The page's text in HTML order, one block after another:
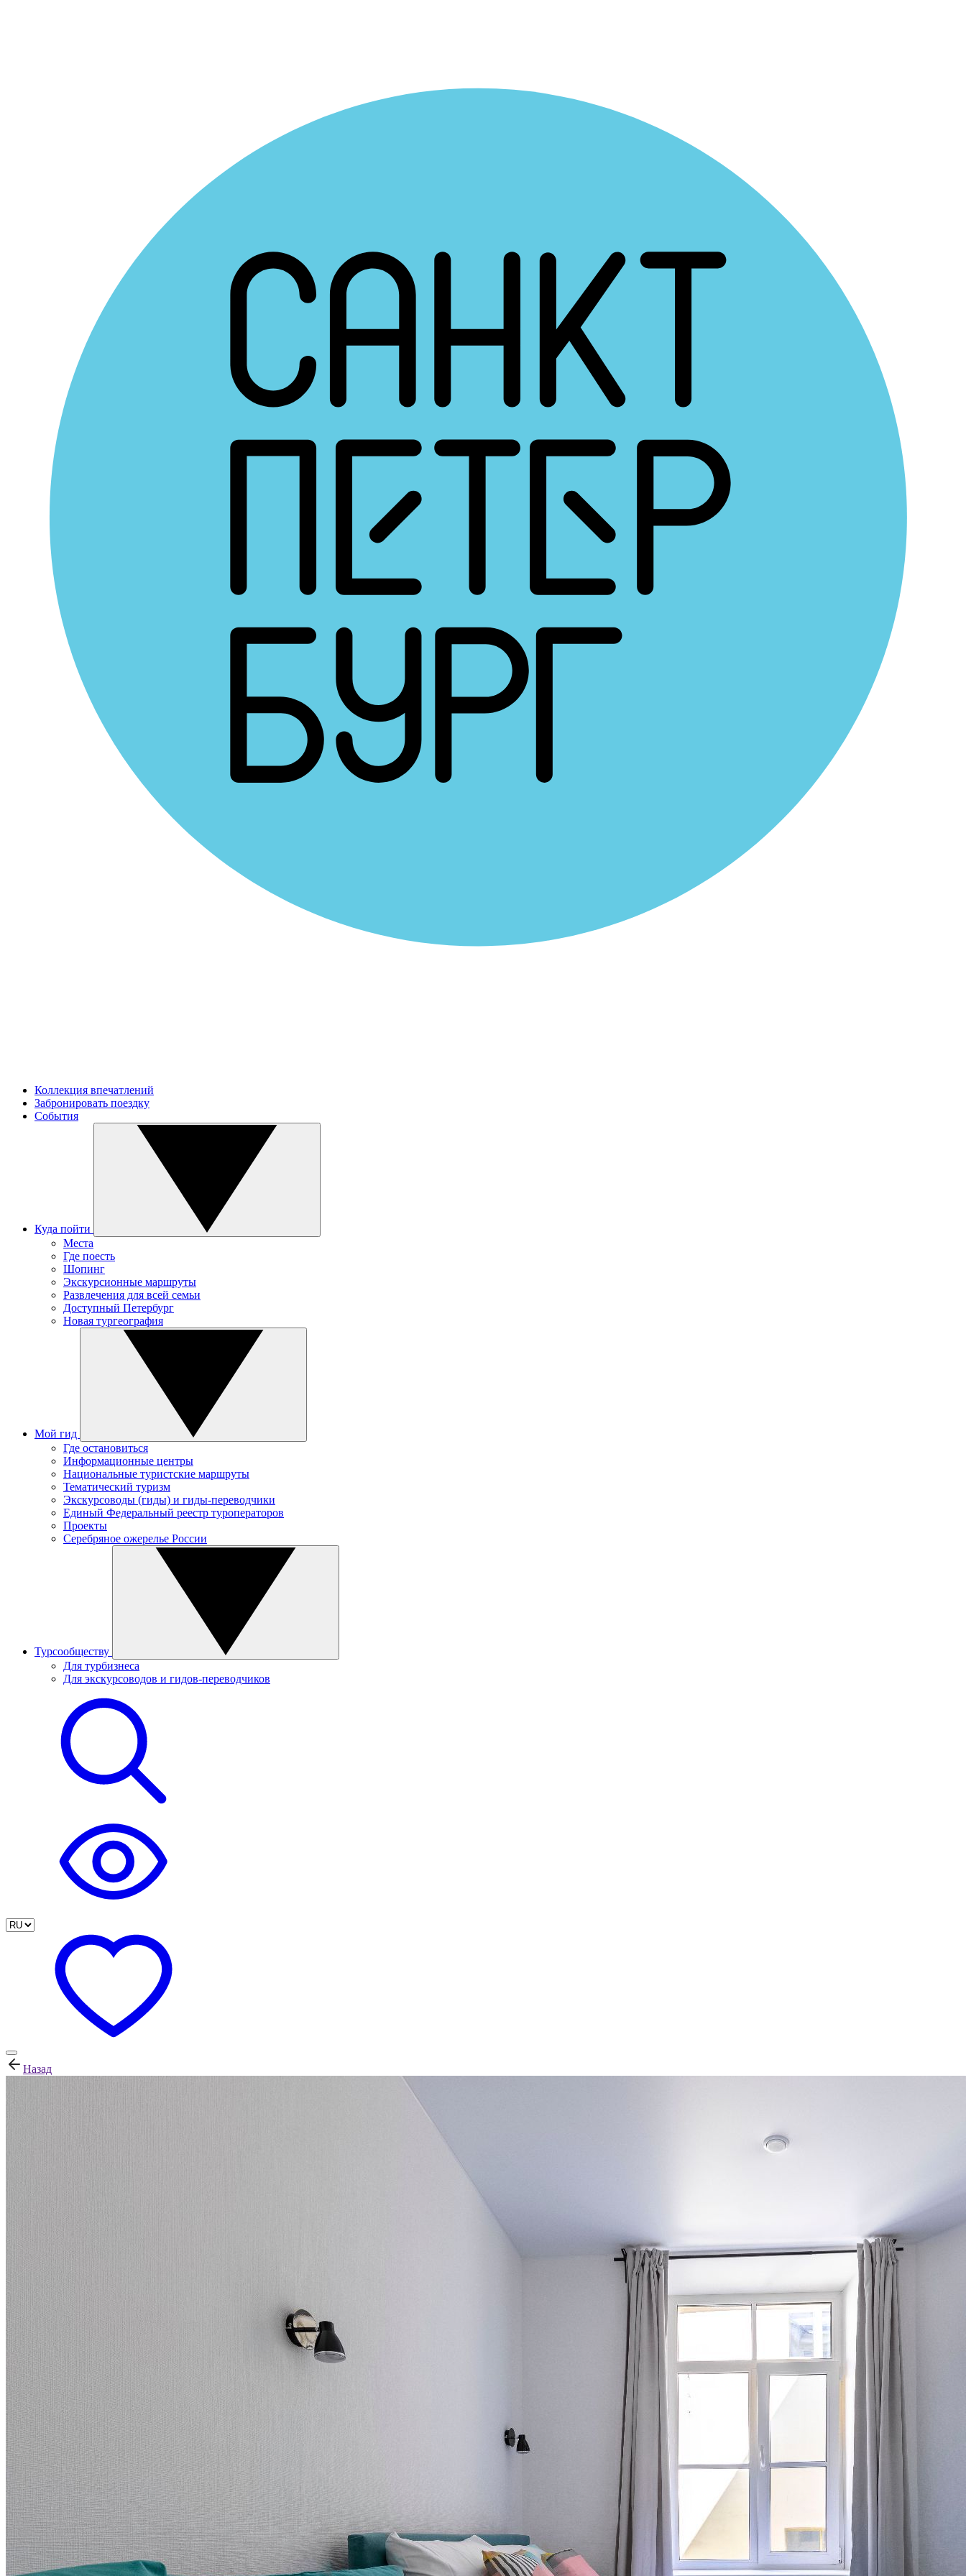
Коллекция впечатлений
Забронировать поездку
События
Куда пойти
Места
Где поесть
Шопинг
Экскурсионные маршруты
Развлечения для всей семьи
Доступный Петербург
Новая тургеография
Мой гид
Где остановиться
Информационные центры
Национальные туристские маршруты
Тематический туризм
Экскурсоводы (гиды) и гиды-переводчики
Единый Федеральный реестр туроператоров
Проекты
Серебряное ожерелье России
Турсообществу
Для турбизнеса
Для экскурсоводов и гидов-переводчиков
Назад